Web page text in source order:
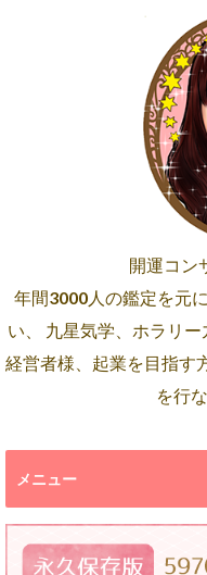
開運コン
年間3000人の鑑定を元
い、 九星気学、ホラリー
経営者様、起業を目指す
を行
メニュー